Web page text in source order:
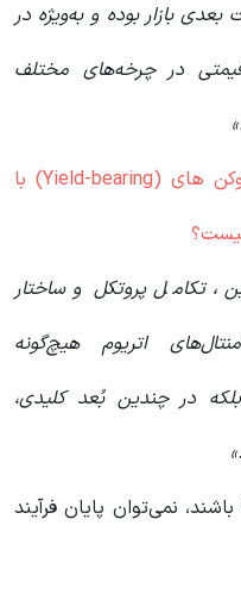
بعدی بازار بوده و به‌ویژه در
در چرخه‌های مختلف
تفاوت توکن های (Yield-bearing) با
تکامل پروتکل و ساختار
اتریوم هیچ‌گونه
در چندین بُعد کلیدی،
نمی‌توان پایان فرآیند